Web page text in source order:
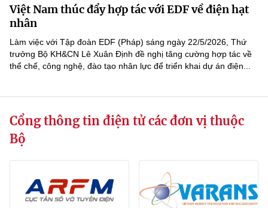
Sở Khoa học và Công nghệ
Chuyển đổi số
Bưu chính, Viễn thông
Năng lượng nguyên tử
Tin địa phương
Văn bản QPPL
Văn bản chỉ đạo điều hành
Lấy ý kiến người dân về dự thảo VBQPPL
MST IOFFICE
THỐNG KÊ
Khoa học và Công nghệ
Đổi mới sáng tạo
Chuyển đổi số
Sở hữu trí tuệ
Multimedia
Khác
Videos
Ảnh
Việt Nam thúc đẩy hợp tác với EDF về điện hạt
nhân
Làm việc với Tập đoàn EDF (Pháp) sáng ngày 22/5/2026, Thứ
trưởng Bộ KH&CN Lê Xuân Định đề nghị tăng cường hợp tác về
thể chế, công nghệ, đào tạo nhân lực để triển khai dự án điện...
Cổng thông tin điện tử các đơn vị thuộc
Bộ